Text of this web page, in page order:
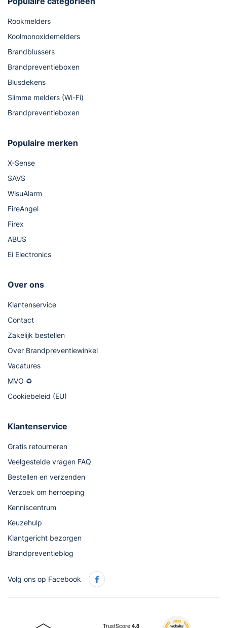
Rookmelders
Koolmonoxidemelders
Brandblussers
Brandpreventieboxen
Blusdekens
Slimme melders (Wi-Fi)
Brandpreventieboxen
Populaire merken
X-Sense
SAVS
WisuAlarm
FireAngel
Firex
ABUS
Ei Electronics
Over ons
Klantenservice
Contact
Zakelijk bestellen
Over Brandpreventiewinkel
Vacatures
MVO ♻
Cookiebeleid (EU)
Klantenservice
Gratis retourneren
Veelgestelde vragen FAQ
Bestellen en verzenden
Verzoek om herroeping
Kenniscentrum
Keuzehulp
Klantgericht bezorgen
Brandpreventieblog
Volg ons op Facebook